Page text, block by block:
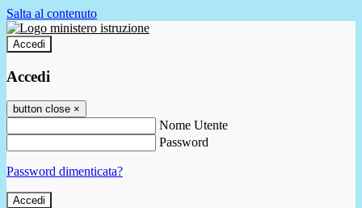
Salta al contenuto
Accedi
Accedi
button close ×
Nome Utente
Password
Password dimenticata?